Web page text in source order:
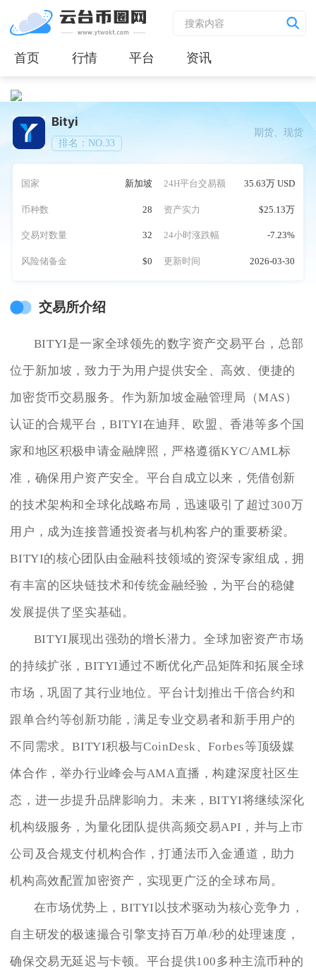
首页 行情 平台 资讯
Bityi
排名：NO.33
期货、现货
国家 新加坡 24H平台交易额 35.63万 USD
币种数 28 资产实力 $25.13万
交易对数量 32 24小时涨跌幅 -7.23%
风险储备金 $0 更新时间 2026-03-30
交易所介绍
BITYI是一家全球领先的数字资产交易平台，总部
位于新加坡，致力于为用户提供安全、高效、便捷的
加密货币交易服务。作为新加坡金融管理局（MAS）
认证的合规平台，BITYI在迪拜、欧盟、香港等多个国
家和地区积极申请金融牌照，严格遵循KYC/AML标
准，确保用户资产安全。平台自成立以来，凭借创新
的技术架构和全球化战略布局，迅速吸引了超过300万
用户，成为连接普通投资者与机构客户的重要桥梁。
BITYI的核心团队由金融科技领域的资深专家组成，拥
有丰富的区块链技术和传统金融经验，为平台的稳健
发展提供了坚实基础。
BITYI展现出强劲的增长潜力。全球加密资产市场
的持续扩张，BITYI通过不断优化产品矩阵和拓展全球
市场，巩固了其行业地位。平台计划推出千倍合约和
跟单合约等创新功能，满足专业交易者和新手用户的
不同需求。BITYI积极与CoinDesk、Forbes等顶级媒
体合作，举办行业峰会与AMA直播，构建深度社区生
态，进一步提升品牌影响力。未来，BITYI将继续深化
机构级服务，为量化团队提供高频交易API，并与上市
公司及合规支付机构合作，打通法币入金通道，助力
机构高效配置加密资产，实现更广泛的全球布局。
在市场优势上，BITYI以技术驱动为核心竞争力，
自主研发的极速撮合引擎支持百万单/秒的处理速度，
确保交易无延迟与卡顿。平台提供100多种主流币种的